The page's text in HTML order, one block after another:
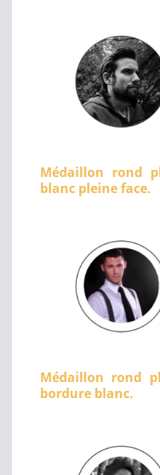
Médaillon rond
blanc pleine face.
Médaillon rond
bordure blanc.